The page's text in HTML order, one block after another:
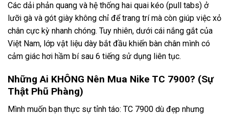
Các dải phản quang và hệ thống hai quai kéo (pull tabs) ở
lưỡi gà và gót giày không chỉ để trang trí mà còn giúp việc xỏ
chân cực kỳ nhanh chóng. Tuy nhiên, dưới cái nắng gắt của
Việt Nam, lớp vật liệu dày bắt đầu khiến bàn chân mình có
cảm giác hơi hầm bí sau 6 tiếng sử dụng liên tục.
Những Ai KHÔNG Nên Mua Nike TC 7900? (Sự
Thật Phũ Phàng)
Mình muốn bạn thực sự tỉnh táo: TC 7900 dù đẹp nhưng